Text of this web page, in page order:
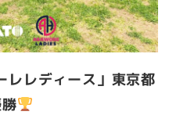
レレディース」東京都